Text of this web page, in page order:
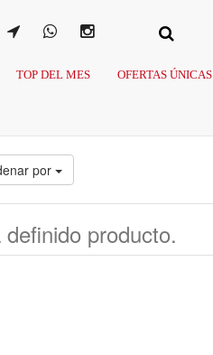
TOP DEL MES OFERTAS ÚNICAS
por
producto.